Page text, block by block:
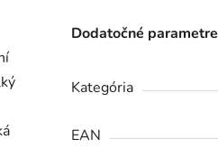
Dodatočné parametre
Kategória
EAN